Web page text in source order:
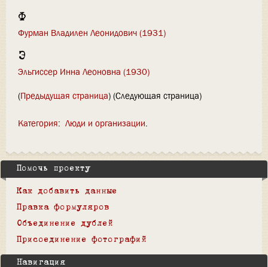
Ф
Фурман Владилен Леонидович (1931)
Э
Эльгиссер Инна Леоновна (1930)
(Предыдущая страница) (Следующая страница)
Категория: Люди и организации
Помочь проекту
Как добавить данные
Правка формуляров
Объединение дублей
Присоединение фотографий
Навигация